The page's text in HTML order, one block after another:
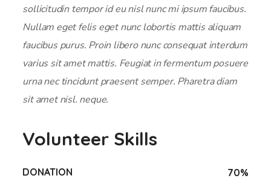
sollicitudin tempor id eu nisl nunc mi ipsum faucibus.
Nullam eget felis eget nunc lobortis mattis aliquam
faucibus purus. Proin libero nunc consequat interdum
varius sit amet mattis. Feugiat in fermentum posuere
urna nec tincidunt praesent semper. Pharetra diam
sit amet nisl. neque.
Volunteer Skills
DONATION 70%